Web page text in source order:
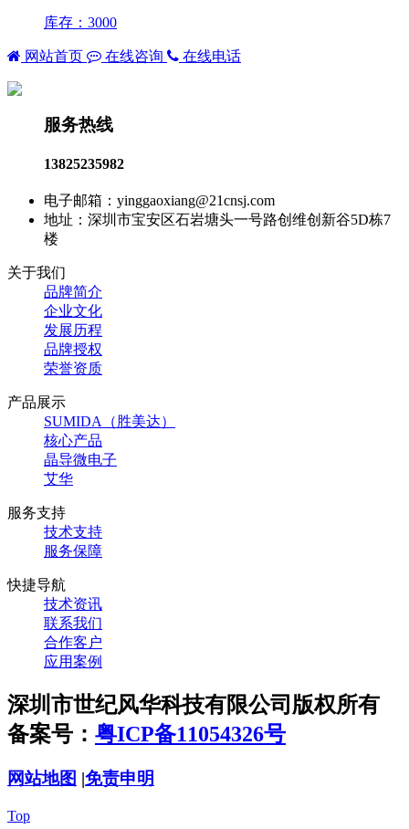
库存：3000
网站首页 在线咨询 在线电话
服务热线
13825235982
电子邮箱：yinggaoxiang@21cnsj.com
地址：深圳市宝安区石岩塘头一号路创维创新谷5D栋7
楼
关于我们
品牌简介
企业文化
发展历程
品牌授权
荣誉资质
产品展示
SUMIDA（胜美达）
核心产品
晶导微电子
艾华
服务支持
技术支持
服务保障
快捷导航
技术资讯
联系我们
合作客户
应用案例
深圳市世纪风华科技有限公司版权所有
备案号： 粤ICP备11054326号
网站地图 |免责申明
Top